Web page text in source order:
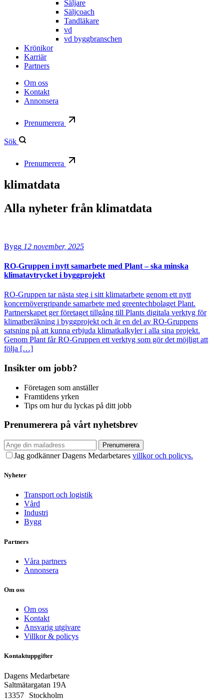
Säljare
Säljcoach
Tandläkare
vd
vd byggbranschen
Krönikor
Karriär
Partners
Om oss
Kontakt
Annonsera
Prenumerera
Sök
Prenumerera
klimatdata
Alla nyheter från klimatdata
Bygg 12 november, 2025
RO-Gruppen i nytt samarbete med Plant – ska minska
klimatavtrycket i byggprojekt
RO-Gruppen tar nästa steg i sitt klimatarbete genom ett nytt
koncernövergripande samarbete med greentechbolaget Plant.
Partnerskapet ger företaget tillgång till Plants digitala verktyg för
klimatberäkning i byggprojekt och är en del av RO-Gruppens
satsning på att kunna erbjuda klimatkalkyler i alla sina projekt.
Genom Plant får RO-Gruppen ett verktyg som gör det möjligt att
följa […]
Insikter om jobb?
Företagen som anställer
Framtidens yrken
Tips om hur du lyckas på ditt jobb
Prenumerera på vårt nyhetsbrev
Prenumerera
Jag godkänner Dagens Medarbetares villkor och policys.
Nyheter
Transport och logistik
Vård
Industri
Bygg
Partners
Våra partners
Annonsera
Om oss
Om oss
Kontakt
Ansvarig utgivare
Villkor & policys
Kontaktuppgifter
Dagens Medarbetare
Saltmätargatan 19A
13357 Stockholm